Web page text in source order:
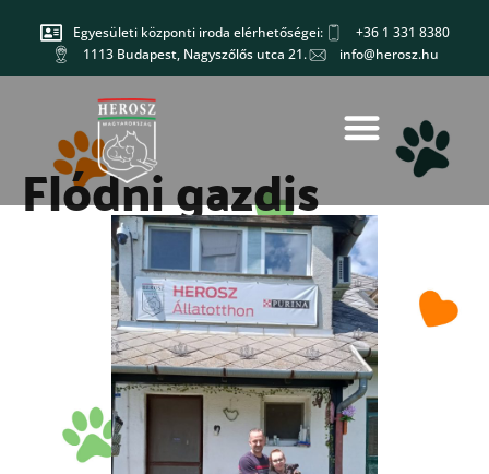
Egyesületi központi iroda elérhetőségei:
+36 1 331 8380
1113 Budapest, Nagyszőlős utca 21.
info@herosz.hu
Flódni gazdis